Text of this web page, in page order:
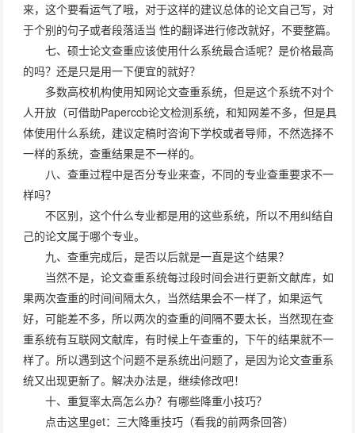
来，这个要看运气了哦，对于这样的建议总体的论文自己写，对
于个别的句子或者段落适当 性的翻译进行修改就好，不要整篇。
七、硕士论文查重应该使用什么系统最合适呢？是价格最高
的吗？还是只是用一下便宜的就好？
多数高校机构使用知网论文查重系统，但是这个系统不对个
人开放（可借助Paperccb论文检测系统，和知网差不多，但是具
体使用什么系统，建议定稿时咨询下学校或者导师，不然选择不
一样的系统，查重结果是不一样的。
八、查重过程中是否分专业来查，不同的专业查重要求不一
样吗？
不区别，这个什么专业都是用的这些系统，所以不用纠结自
己的论文属于哪个专业。
九、查重完成后，是否以后就是一直是这个结果？
当然不是，论文查重系统每过段时间会进行更新文献库，如
果两次查重的时间间隔太久，当然结果会不一样了，如果运气
好，可能差不多，所以两次的查重的间隔不要太长，当然现在查
重系统有互联网文献库，有时候上午查重的，下午的结果就不一
样了。所以遇到这个问题不是系统出问题了，是因为论文查重系
统又出现更新了。解决办法是，继续修改吧！
十、重复率太高怎么办？有哪些降重小技巧？
点击这里get：三大降重技巧（看我的前两条回答）